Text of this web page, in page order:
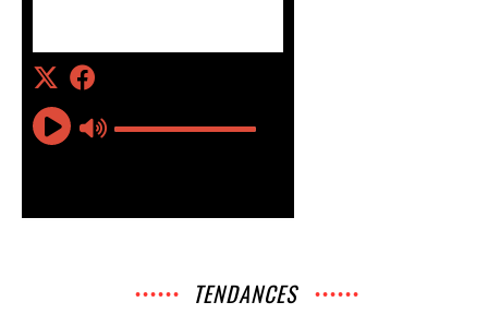
TENDANCES